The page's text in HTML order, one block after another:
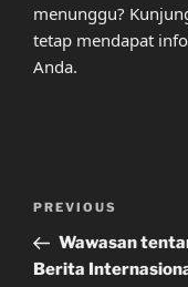
menunggu?
tetap mendapat
Anda.
Previous
Post
PREVIOUS
Wawasan
Berita